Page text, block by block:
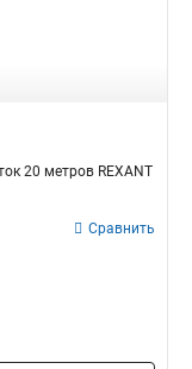
20 метров REXANT
Сравнить